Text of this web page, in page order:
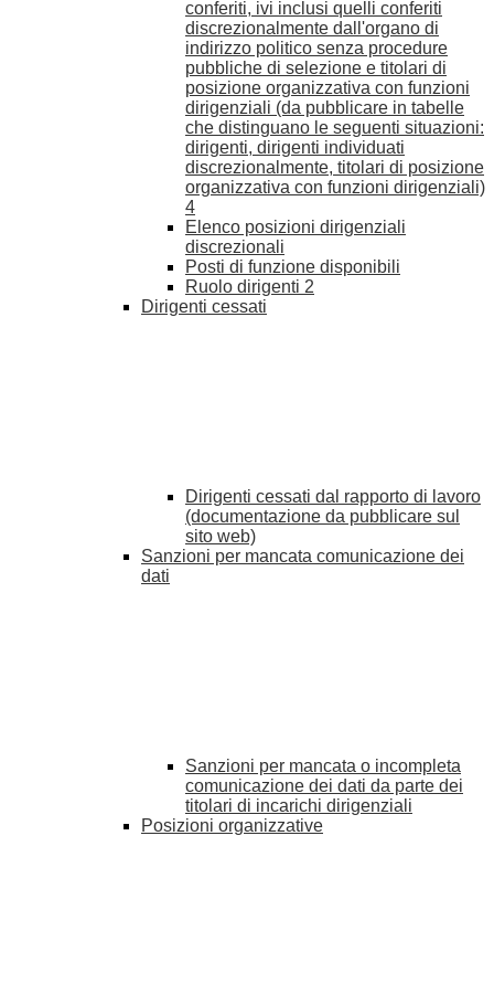
conferiti, ivi inclusi quelli conferiti
discrezionalmente dall'organo di
indirizzo politico senza procedure
pubbliche di selezione e titolari di
posizione organizzativa con funzioni
dirigenziali (da pubblicare in tabelle
che distinguano le seguenti situazioni:
dirigenti, dirigenti individuati
discrezionalmente, titolari di posizione
organizzativa con funzioni dirigenziali)
4
Elenco posizioni dirigenziali
discrezionali
Posti di funzione disponibili
Ruolo dirigenti 2
Dirigenti cessati
Dirigenti cessati dal rapporto di lavoro
(documentazione da pubblicare sul
sito web)
Sanzioni per mancata comunicazione dei
dati
Sanzioni per mancata o incompleta
comunicazione dei dati da parte dei
titolari di incarichi dirigenziali
Posizioni organizzative